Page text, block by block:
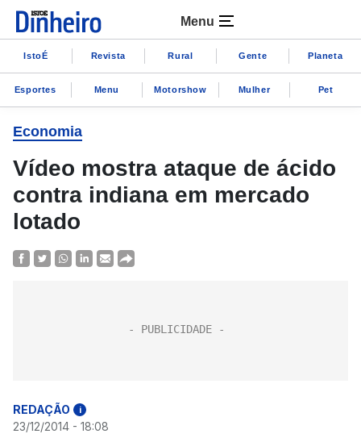
Menu
IstoÉ Revista Rural Gente Planeta
Esportes Menu Motorshow Mulher Pet
Economia
Vídeo mostra ataque de ácido
contra indiana em mercado
lotado
REDAÇÃO i
23/12/2014 - 18:08